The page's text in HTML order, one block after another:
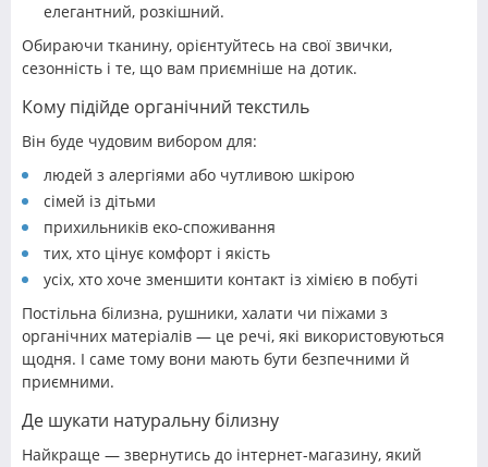
елегантний, розкішний.
Обираючи тканину, орієнтуйтесь на свої звички,
сезонність і те, що вам приємніше на дотик.
Кому підійде органічний текстиль
Він буде чудовим вибором для:
людей з алергіями або чутливою шкірою
сімей із дітьми
прихильників еко-споживання
тих, хто цінує комфорт і якість
усіх, хто хоче зменшити контакт із хімією в побуті
Постільна білизна, рушники, халати чи піжами з
органічних матеріалів — це речі, які використовуються
щодня. І саме тому вони мають бути безпечними й
приємними.
Де шукати натуральну білизну
Найкраще — звернутись до інтернет-магазину, який